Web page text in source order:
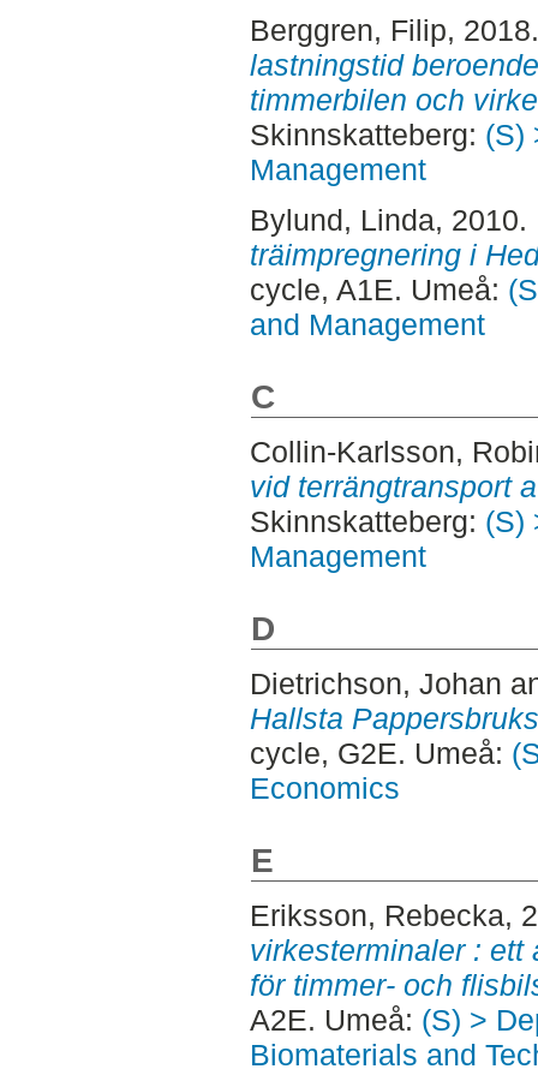
Berggren, Filip,
lastningstid
timmerbilen och
Skinnskatteberg: (S)
Management
Bylund, Linda, 2010.
träimpregnering i
cycle, A1E. Umeå:
and Management
C
Collin-Karlsson,
vid terrängtransport
Skinnskatteberg: (S)
Management
D
Dietrichson, Johan
Hallsta
cycle, G2E. Umeå:
Economics
E
Eriksson, Rebecka,
virkesterminaler : ett
för timmer- och
A2E. Umeå: (S) >
Biomaterials and